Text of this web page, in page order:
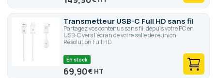
Transmetteur USB-C Full HD sans fil
Partagez vos contenus sans fil, depuis votre PC en
USB-C vers l'écran de votre salle de réunion.
Résolution Full HD.
En stock
69,90€